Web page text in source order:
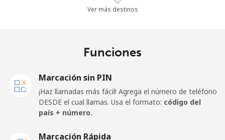
32 min por ⁦$10⁩
Línea fija
⁦133.9¢⁩
San Marino
Ver más destinos
Funciones
Marcación sin PIN
¡Haz llamadas más fácil! Agrega el número de teléfono
DESDE el cual llamas. Usa el formato: código del
país + número.
Marcación Rápida